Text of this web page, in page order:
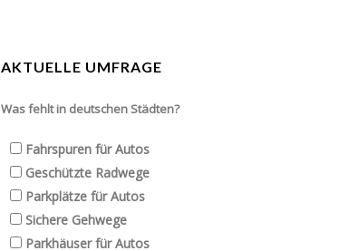
AKTUELLE UMFRAGE
Was fehlt in deutschen Städten?
Fahrspuren für Autos
Geschützte Radwege
Parkplätze für Autos
Sichere Gehwege
Parkhäuser für Autos